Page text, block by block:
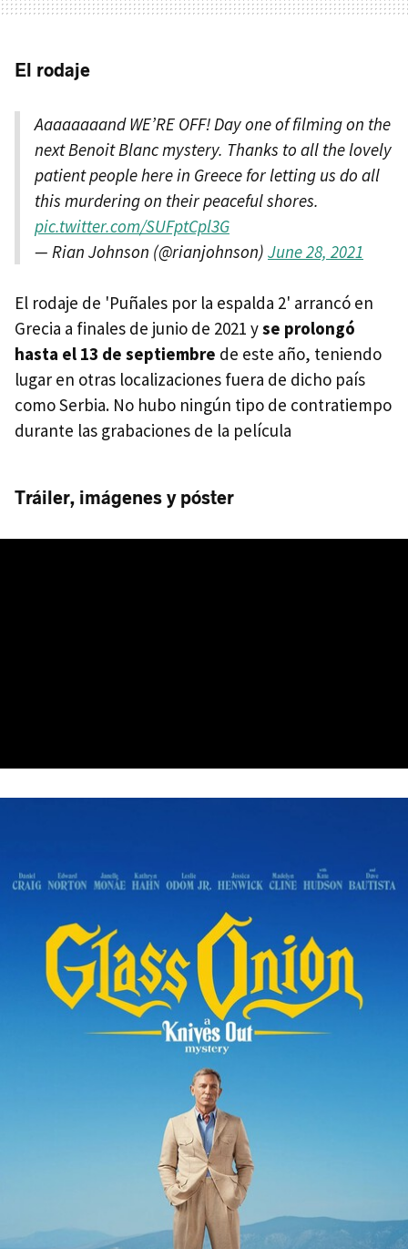
El rodaje
Aaaaaaaand WE’RE OFF! Day one of filming on the
next Benoit Blanc mystery. Thanks to all the lovely
patient people here in Greece for letting us do all
this murdering on their peaceful shores.
pic.twitter.com/SUFptCpl3G
— Rian Johnson (@rianjohnson) June 28, 2021
El rodaje de 'Puñales por la espalda 2' arrancó en
Grecia a finales de junio de 2021 yse prolongó
hasta el 13 de septiembre de este año, teniendo
lugar en otras localizaciones fuera de dicho país
como Serbia. No hubo ningún tipo de contratiempo
durante las grabaciones de la película
Tráiler, imágenes y póster